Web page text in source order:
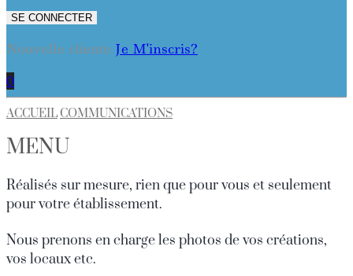
SE CONNECTER
Nouvelle cliente Je M'inscris?
0
ACCUEILCOMMUNICATIONS
MENU
Réalisés sur mesure, rien que pour vous et seulement
pour votre établissement.
Nous prenons en charge les photos de vos créations,
vos locaux etc.